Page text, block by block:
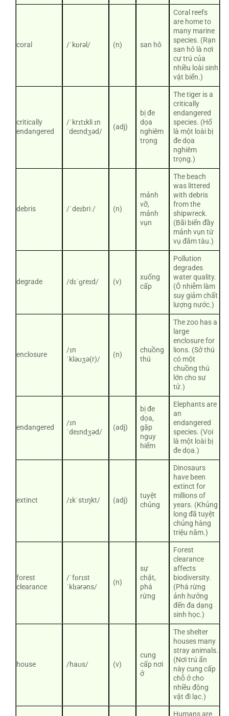
coral /ˈkɒrəl/ (n) san hô
Coral reefs
are home to
many marine
species. (Rạn
san hô là nơi
cư trú của
nhiều loài sinh
vật biển.)
critically
endangered
/ˈkrɪtɪkli ɪn
ˈdeɪndʒəd/
(adj)
bị đe
dọa
nghiêm
trọng
The tiger is a
critically
endangered
species. (Hổ
là một loài bị
đe dọa
nghiêm
trọng.)
debris /ˈdeɪbriː/ (n)
mảnh
vỡ,
mảnh
vụn
The beach
was littered
with debris
from the
shipwreck.
(Bãi biển đầy
mảnh vụn từ
vụ đắm tàu.)
degrade /dɪˈɡreɪd/ (v)
xuống
cấp
Pollution
degrades
water quality.
(Ô nhiễm làm
suy giảm chất
lượng nước.)
enclosure
/ɪn
ˈkləʊʒə(r)/
(n)
chuồng
thú
The zoo has a
large
enclosure for
lions. (Sở thú
có một
chuồng thú
lớn cho sư
tử.)
endangered
/ɪn
ˈdeɪndʒəd/
(adj)
bị đe
dọa,
gặp
nguy
hiểm
Elephants are
an
endangered
species. (Voi
là một loài bị
đe dọa.)
extinct /ɪkˈstɪŋkt/ (adj)
tuyệt
chủng
Dinosaurs
have been
extinct for
millions of
years. (Khủng
long đã tuyệt
chủng hàng
triệu năm.)
forest
clearance
/ˈfɒrɪst
ˈklɪərəns/
(n)
sự
chặt,
phá
rừng
Forest
clearance
affects
biodiversity.
(Phá rừng
ảnh hưởng
đến đa dạng
sinh học.)
house /haʊs/ (v)
cung
cấp nơi
ở
The shelter
houses many
stray animals.
(Nơi trú ẩn
này cung cấp
chỗ ở cho
nhiều động
vật đi lạc.)
Humans are